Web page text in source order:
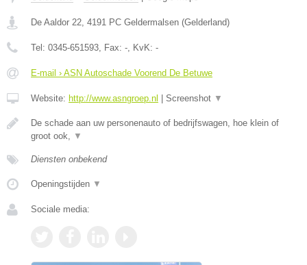
De Aaldor 22 4191 PC Geldermalsen (Gelderland)
Tel: 0345-651593 , Fax: - , KvK: -
E-mail › ASN Autoschade Voorend De Betuwe
Website: http://www.asngroep.nl Screenshot ▼
De schade aan uw personenauto of bedrijfswagen, hoe klein of
groot ook,
▼
Diensten onbekend
Openingstijden ▼
Sociale media: